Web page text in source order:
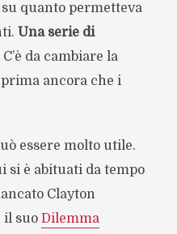
quanto permetteva
Una serie di
C’è da cambiare la
ancora che i
essere molto utile.
si è abituati da tempo
Clayton
il suo Dilemma